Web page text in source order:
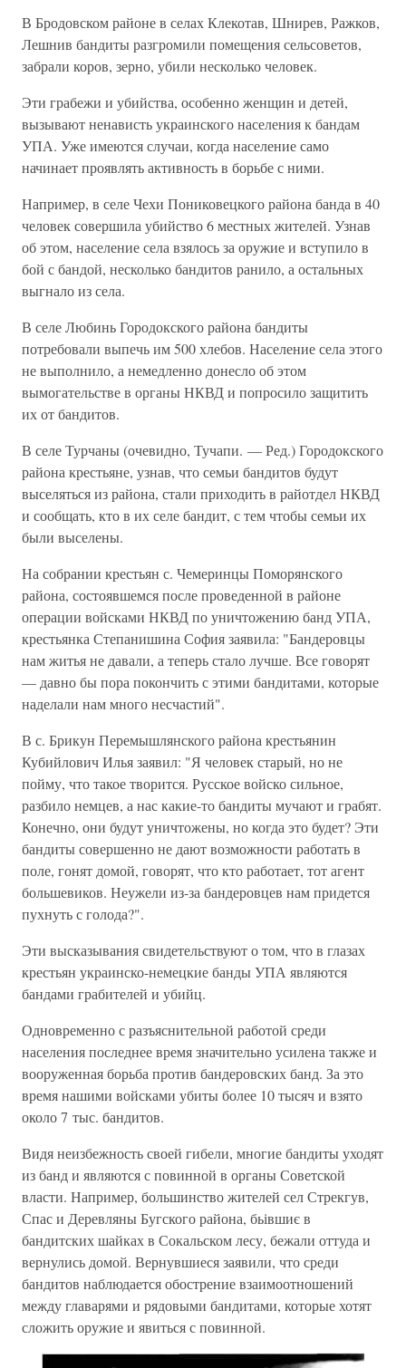
В Бродовском районе в селах Клекотав, Шнирев, Ражков,
Лешнив бандиты разгромили помещения сельсоветов,
забрали коров, зерно, убили несколько человек.
Эти грабежи и убийства, особенно женщин и детей,
вызывают ненависть украинского населения к бандам
УПА. Уже имеются случаи, когда население само
начинает проявлять активность в борьбе с ними.
Например, в селе Чехи Пониковецкого района банда в 40
человек совершила убийство 6 местных жителей. Узнав
об этом, население села взялось за оружие и вступило в
бой с бандой, несколько бандитов ранило, а остальных
выгнало из села.
В селе Любинь Городокского района бандиты
потребовали выпечь им 500 хлебов. Население села этого
не выполнило, а немедленно донесло об этом
вымогательстве в органы НКВД и попросило защитить
их от бандитов.
В селе Турчаны (очевидно, Тучапи. — Ред.) Городокского
района крестьяне, узнав, что семьи бандитов будут
выселяться из района, стали приходить в райотдел НКВД
и сообщать, кто в их селе бандит, с тем чтобы семьи их
были выселены.
На собрании крестьян с. Чемеринцы Поморянского
района, состоявшемся после проведенной в районе
операции войсками НКВД по уничтожению банд УПА,
крестьянка Степанишина София заявила: "Бандеровцы
нам житья не давали, а теперь стало лучше. Все говорят
— давно бы пора покончить с этими бандитами, которые
наделали нам много несчастий".
В с. Брикун Перемышлянского района крестьянин
Кубийлович Илья заявил: "Я человек старый, но не
пойму, что такое творится. Русское войско сильное,
разбило немцев, а нас какие-то бандиты мучают и грабят.
Конечно, они будут уничтожены, но когда это будет? Эти
бандиты совершенно не дают возможности работать в
поле, гонят домой, говорят, что кто работает, тот агент
большевиков. Неужели из-за бандеровцев нам придется
пухнуть с голода?".
Эти высказывания свидетельствуют о том, что в глазах
крестьян украинско-немецкие банды УПА являются
бандами грабителей и убийц.
Одновременно с разъяснительной работой среди
населения последнее время значительно усилена также и
вооруженная борьба против бандеровских банд. За это
время нашими войсками убиты более 10 тысяч и взято
около 7 тыс. бандитов.
Видя неизбежность своей гибели, многие бандиты уходят
из банд и являются с повинной в органы Советской
власти. Например, большинство жителей сел Стрекгув,
Спас и Деревляны Бугского района, бьівшиє в
бандитских шайках в Сокальском лесу, бежали оттуда и
вернулись домой. Вернувшиеся заявили, что среди
бандитов наблюдается обострение взаимоотношений
между главарями и рядовыми бандитами, которые хотят
сложить оружие и явиться с повинной.